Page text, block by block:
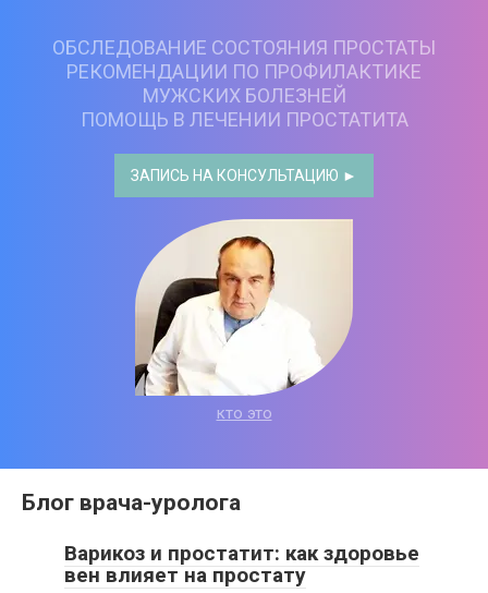
ОБСЛЕДОВАНИЕ СОСТОЯНИЯ ПРОСТАТЫ
РЕКОМЕНДАЦИИ ПО ПРОФИЛАКТИКЕ
МУЖСКИХ БОЛЕЗНЕЙ
ПОМОЩЬ В ЛЕЧЕНИИ ПРОСТАТИТА
ЗАПИСЬ НА КОНСУЛЬТАЦИЮ ►
кто это
Блог врача-уролога
Варикоз и простатит: как здоровье
вен влияет на простату